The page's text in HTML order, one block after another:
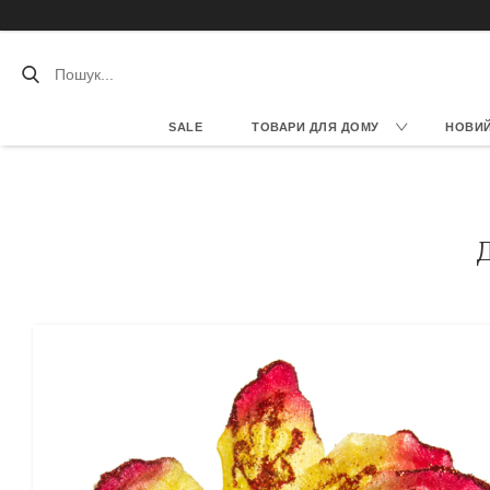
SALE ТОВАРИ ДЛЯ ДОМУ НОВИЙ